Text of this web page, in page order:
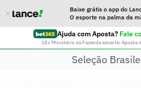
Baixe grátis o app do
O esporte na palma da
Ajuda com Aposta? Fale
18+ Ministério da Fazenda adverte: Aposta
Seleção